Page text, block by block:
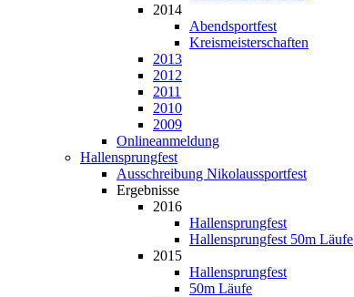
2014
Abendsportfest
Kreismeisterschaften
2013
2012
2011
2010
2009
Onlineanmeldung
Hallensprungfest
Ausschreibung Nikolaussportfest
Ergebnisse
2016
Hallensprungfest
Hallensprungfest 50m Läufe
2015
Hallensprungfest
50m Läufe